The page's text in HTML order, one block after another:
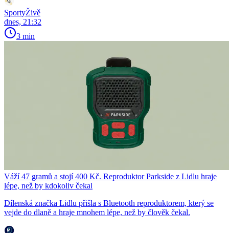
SportyŽivě
dnes, 21:32
3 min
Váží 47 gramů a stojí 400 Kč. Reproduktor Parkside z Lidlu hraje
lépe, než by kdokoliv čekal
Dílenská značka Lidlu přišla s Bluetooth reproduktorem, který se
vejde do dlaně a hraje mnohem lépe, než by člověk čekal.